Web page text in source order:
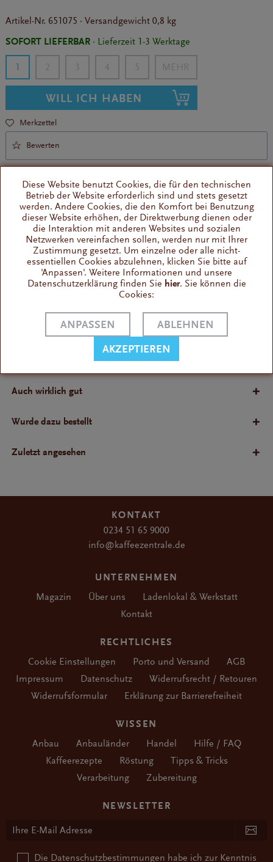
Artikel-Nr. 651075 · Versandgewicht 0,8 kg
SOFORT LIEFERBAR· Lieferzeit 1-3 Werktage
1 2 3 4 5
WILL ICH HABEN
Merkzettel
Bewerten
Gute Handhabung
aus Edelstahl
Wissenswertes
Tassen Auslauf von Quick Mill. Er...
Bewertungen lesen, schreiben und diskutieren...
Auch wirklich gut
Wurde dazu bestellt
Zuletzt angesehen
KONTAKT
0234 51 65 9000
info@kaffeezentrale.de
UNTERNEHMEN
Magazin
Über uns
Ladenlokal & Werkstatt
Kontakt
RECHTLICHES
Cookie Einstellungen
Porto und Versand
AGB
Impressum
Datenschutz
Widerrufsrecht / Retouren
Widerrufsformular
Erklärung zur Barrierefreiheit
WISSEN
Anbau
Anbauländer Handel
Hilfe / FAQ
Kaffeerezepte
Röstung
Tipps & Tricks
Verarbeitung
Zubereitung
NEWSLETTER
Die Datenschutzbestimmungen habe ich zur Kenntnis
Diese Website benutzt Cookies, die für den technischen
Betrieb der Website erforderlich sind und stets gesetzt
werden. Andere Cookies, die den Komfort bei Benutzung
dieser Website erhöhen, der Direktwerbung dienen oder
die Interaktion mit anderen Websites und sozialen
Netzwerken vereinfachen sollen, werden nur mit Ihrer
Zustimmung gesetzt. Um einzelne oder alle nicht-
essentiellen Cookies abzulehnen, klicken Sie bitte auf
'Anpassen'. Weitere Informationen und unsere
Datenschutzerklärung finden Sie hier. Sie können die
Cookies:
ANPASSEN
ABLEHNEN
AKZEPTIEREN